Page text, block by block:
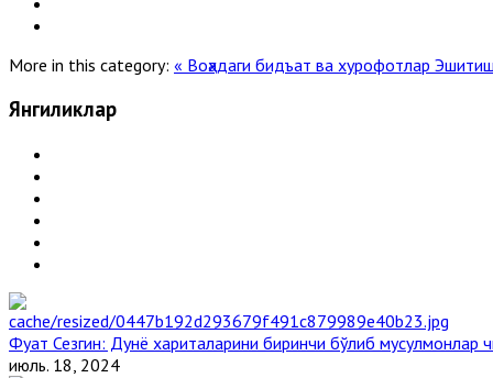
More in this category: « Воҳадаги бидъат ва хурофотлар Эшитиш
Янгиликлар
Фуат Сезгин: Дунё хариталарини биринчи бўлиб мусулмонлар
июль. 18, 2024